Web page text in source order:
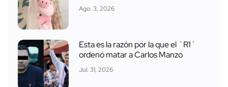
Ago. 3, 2026
Esta es la razón por la que el ´R1´
ordenó matar a Carlos Manzo
Jul. 31, 2026